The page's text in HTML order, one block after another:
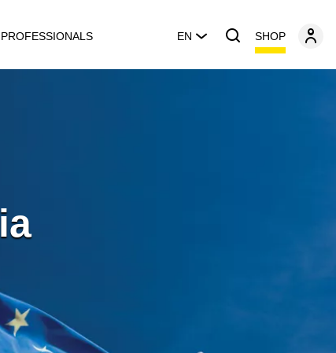
PROFESSIONALS EN SHOP